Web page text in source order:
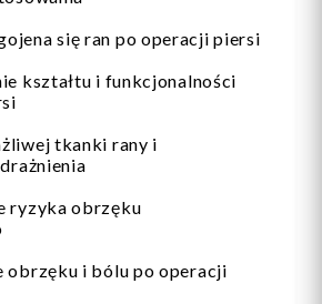
się ran po operacji piersi
kształtu i funkcjonalności
tkanki rany i
ryzyka obrzęku
obrzęku i bólu po operacji